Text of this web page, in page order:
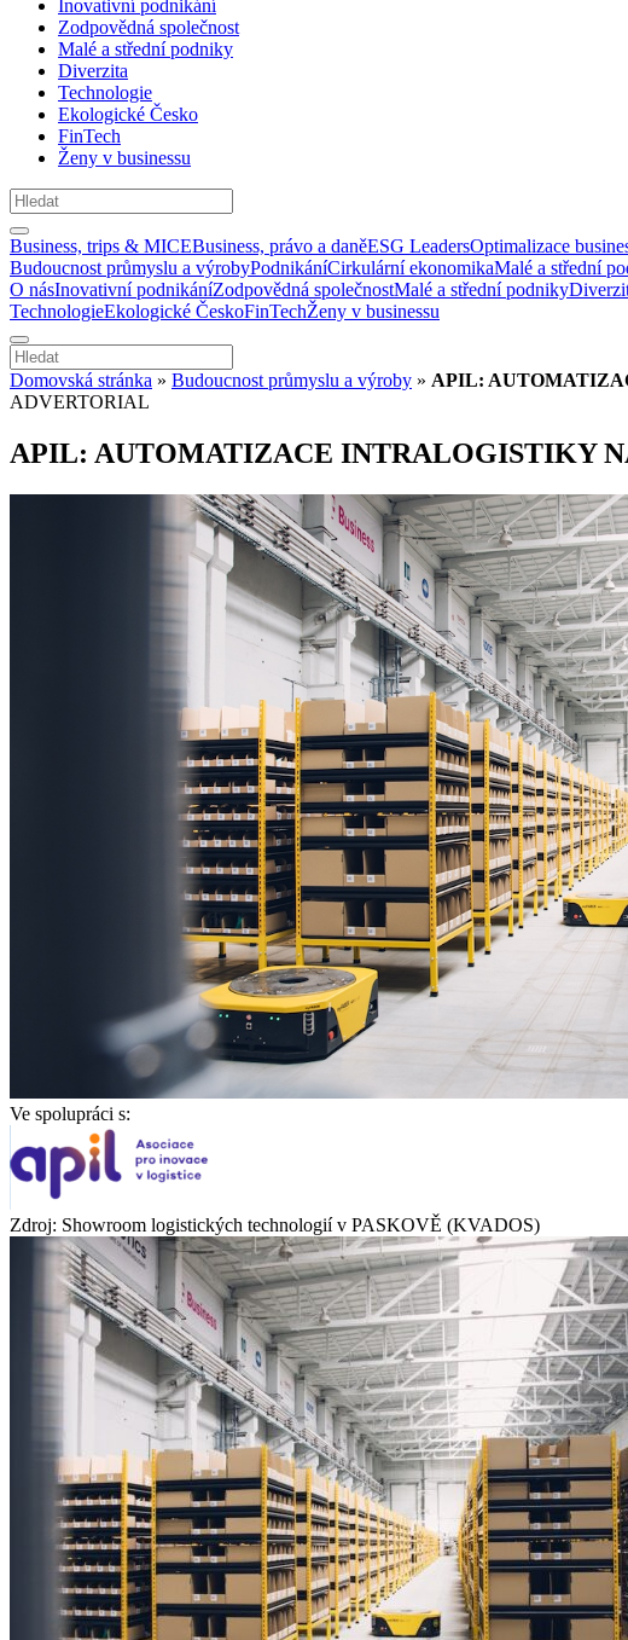
Inovativní podnikání
Zodpovědná společnost
Malé a střední podniky
Diverzita
Technologie
Ekologické Česko
FinTech
Ženy v businessu
Business, trips & MICEBusiness, právo a daněESG LeadersOptimalizace
Budoucnost průmyslu a výrobyPodnikáníCirkulární ekonomikaMalé a střední
O násInovativní podnikáníZodpovědná společnostMalé a střední podniky
TechnologieEkologické ČeskoFinTechŽeny v businessu
Domovská stránka » Budoucnost průmyslu a výroby » APIL:
ADVERTORIAL
APIL: AUTOMATIZACE INTRALOGISTIKY
Ve spolupráci s:
Zdroj: Showroom logistických technologií v PASKOVĚ (KVADOS)